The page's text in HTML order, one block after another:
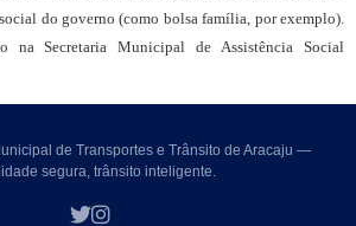
do governo (como bolsa família, por exemplo).
na Secretaria Municipal de Assistência Social
de Transportes e Trânsito de Aracaju —
segura, trânsito inteligente.